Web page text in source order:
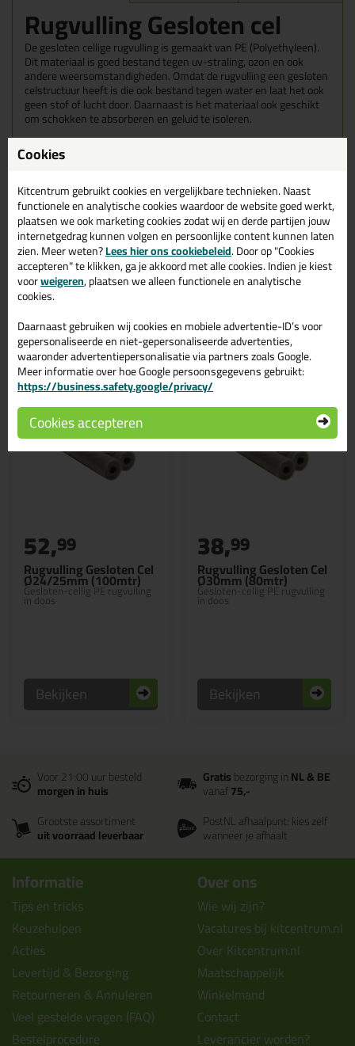
Rugvulling Gesloten cel
De gesloten cellige rugvulling is gemaakt van PE (Polyethyleen).
Dit materiaal is goed bestand tegen uv-straling, ozon en ook
andere weersomstandigheden. Omdat de rugvulling een gesloten
celstructuur heeft is die ook bestand tegen water en laat het ook
geen stof of lucht door. Daarnaast is het materiaal ook geschikt
om schokken te absorberen en geluid te isoleren.
Deze rugvulling is gemaakt van Polyethyleen, waarop geen
hechting van kit mogelijk is. Daarmee wordt de
Wanneer gebruik je gesloten cellige rugvulling?
Opvullen van diepe voegen en dus de juiste
voegdiepte creëren voor het kitten.
Geschikt voor waterbestendige afdichtingen
Gerelateerde producten
Rugvulling Gesloten Cel
Ø24/25mm (100mtr)
Gesloten-cellig PE rugvulling
in doos
52,99
Bekijken
Rugvulling Gesloten Cel
Ø30mm (80mtr)
Gesloten-cellig PE rugvulling
in doos
38,99
Bekijken
Voor 21:00 uur besteld
morgen in huis
Gratisbezorging inNL & BE
vanaf75,-
Grootste assortiment
uit voorraad leverbaar
PostNL afhaalpunt: kies zelf
wanneer je afhaalt
Informatie
Tips en tricks
Keuzehulpen
Acties
Levertijd & Bezorging
Retourneren & Annuleren
Veel gestelde vragen (FAQ)
Bestelprocedure
Over ons
Wie wij zijn?
Vacatures bij kitcentrum.nl
Over Kitcentrum.nl
Maatschappelijk
Winkelmand
Contact
Leverancier worden?
Cookies
Kitcentrum gebruikt cookies en vergelijkbare technieken. Naast
functionele en analytische cookies waardoor de website goed werkt,
plaatsen we ook marketing cookies zodat wij en derde partijen jouw
internetgedrag kunnen volgen en persoonlijke content kunnen laten
zien. Meer weten?Lees hier ons cookiebeleid. Door op "Cookies
accepteren" te klikken, ga je akkoord met alle cookies. Indien je kiest
voorweigeren, plaatsen we alleen functionele en analytische
cookies.
Daarnaast gebruiken wij cookies en mobiele advertentie-ID’s voor
gepersonaliseerde en niet-gepersonaliseerde advertenties,
waaronder advertentiepersonalisatie via partners zoals Google.
Meer informatie over hoe Google persoonsgegevens gebruikt:
https://business.safety.google/privacy/
Cookies accepteren